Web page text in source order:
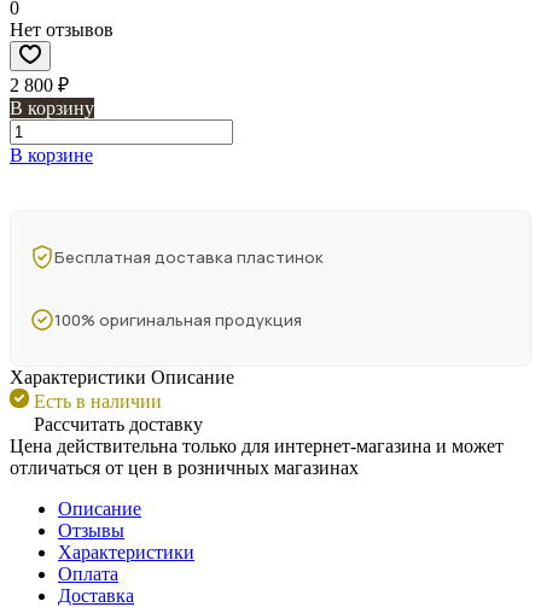
0
Нет отзывов
2 800 ₽
В корзину
В корзине
Бесплатная доставка пластинок
100% оригинальная продукция
Характеристики Описание
Есть в наличии
Рассчитать доставку
Цена действительна только для интернет-магазина и может
отличаться от цен в розничных магазинах
Описание
Отзывы
Характеристики
Оплата
Доставка